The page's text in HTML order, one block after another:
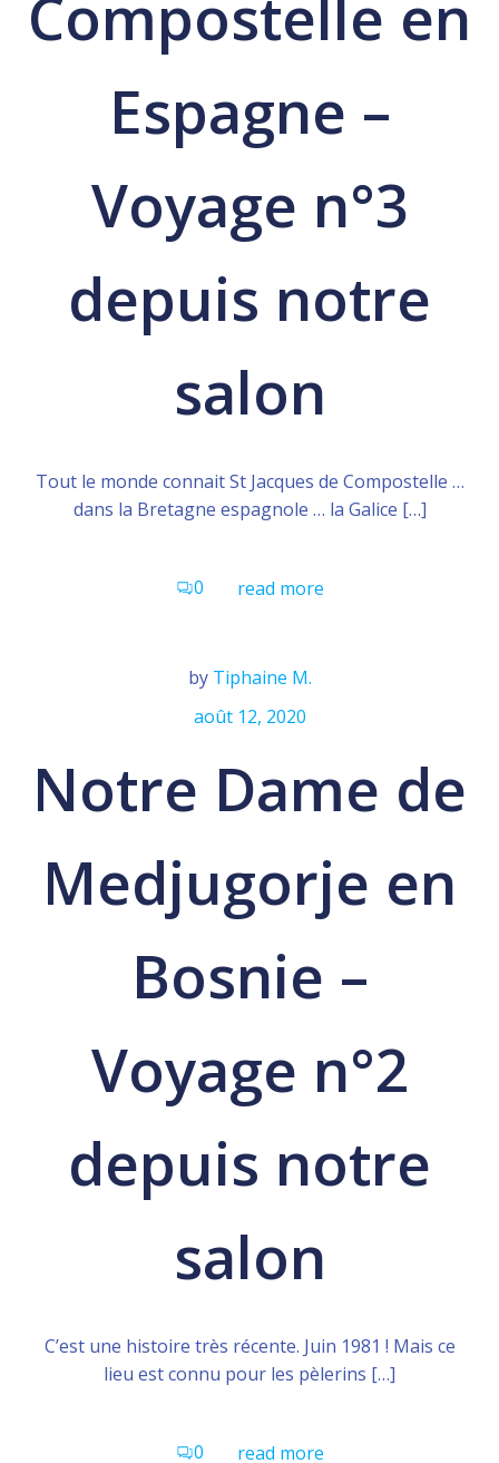
Compostelle en
Espagne –
Voyage n°3
depuis notre
salon
Tout le monde connait St Jacques de Compostelle …
dans la Bretagne espagnole … la Galice […]
0 read more
by Tiphaine M.
août 12, 2020
Notre Dame de
Medjugorje en
Bosnie –
Voyage n°2
depuis notre
salon
C’est une histoire très récente. Juin 1981 ! Mais ce
lieu est connu pour les pèlerins […]
0 read more